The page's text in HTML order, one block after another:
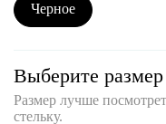
Черное
Выберите размер
Размер лучше
стельку.